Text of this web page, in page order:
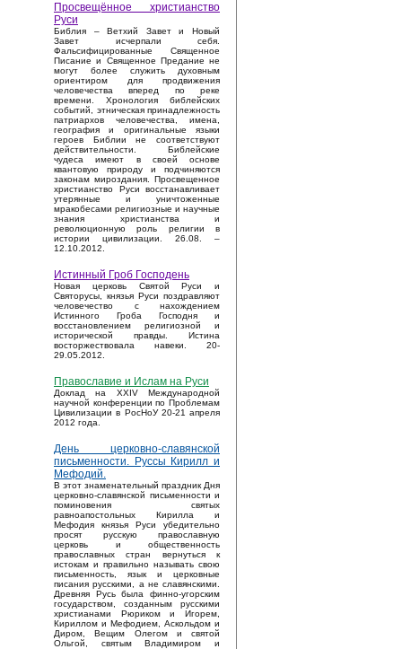
Просвещённое христианство
Руси
Библия – Ветхий Завет и Новый
Завет исчерпали себя.
Фальсифицированные Священное
Писание и Священное Предание не
могут более служить духовным
ориентиром для продвижения
человечества вперед по реке
времени. Хронология библейских
событий, этническая принадлежность
патриархов человечества, имена,
география и оригинальные языки
героев Библии не соответствуют
действительности. Библейские
чудеса имеют в своей основе
квантовую природу и подчиняются
законам мироздания. Просвещенное
христианство Руси восстанавливает
утерянные и уничтоженные
мракобесами религиозные и научные
знания христианства и
революционную роль религии в
истории цивилизации. 26.08. –
12.10.2012.
Истинный Гроб Господень
Новая церковь Святой Руси и
Святорусы, князья Руси поздравляют
человечество с нахождением
Истинного Гроба Господня и
восстановлением религиозной и
исторической правды. Истина
восторжествовала навеки. 20-
29.05.2012.
Православие и Ислам на Руси
Доклад на XXIV Международной
научной конференции по Проблемам
Цивилизации в РосНоУ 20-21 апреля
2012 года.
День церковно-славянской
письменности. Руссы Кирилл и
Мефодий.
В этот знаменательный праздник Дня
церковно-славянской письменности и
поминовения святых
равноапостольных Кирилла и
Мефодия князья Руси убедительно
просят русскую православную
церковь и общественность
православных стран вернуться к
истокам и правильно называть свою
письменность, язык и церковные
писания русскими, а не славянскими.
Древняя Русь была финно-угорским
государством, созданным русскими
христианами Рюриком и Игорем,
Кириллом и Мефодием, Аскольдом и
Диром, Вещим Олегом и святой
Ольгой, святым Владимиром и